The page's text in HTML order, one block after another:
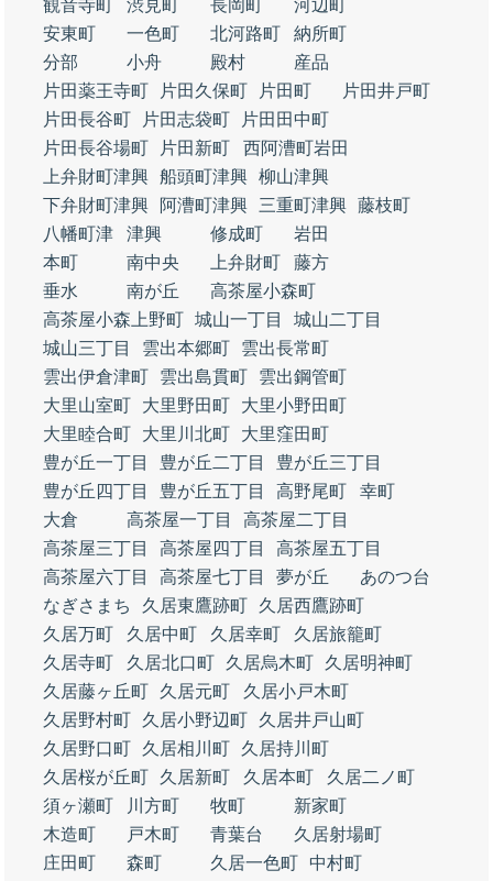
観音寺町
渋見町 長岡町
河辺町
安東町
一色町 北河路町
納所町
分部
小舟 殿村
産品
片田薬王寺町
片田久保町 片田町
片田井戸町
片田長谷町
片田志袋町
片田田中町
片田長谷場町
片田新町
西阿漕町岩田
上弁財町津興 船頭町津興 柳山津興
下弁財町津興
阿漕町津興 三重町津興 藤枝町
八幡町津
津興 修成町
岩田
本町
南中央 上弁財町
藤方
垂水
南が丘
高茶屋小森町
高茶屋小森上野町 城山一丁目
城山二丁目
城山三丁目
雲出本郷町
雲出長常町
雲出伊倉津町
雲出島貫町
雲出鋼管町
大里山室町
大里野田町
大里小野田町
大里睦合町
大里川北町
大里窪田町
豊が丘一丁目
豊が丘二丁目
豊が丘三丁目
豊が丘四丁目
豊が丘五丁目 高野尾町
幸町
大倉
高茶屋一丁目
高茶屋二丁目
高茶屋三丁目
高茶屋四丁目
高茶屋五丁目
高茶屋六丁目
高茶屋七丁目 夢が丘
あのつ台
なぎさまち
久居東鷹跡町
久居西鷹跡町
久居万町
久居中町 久居幸町
久居旅籠町
久居寺町
久居北口町 久居烏木町
久居明神町
久居藤ヶ丘町
久居元町
久居小戸木町
久居野村町
久居小野辺町
久居井戸山町
久居野口町
久居相川町
久居持川町
久居桜が丘町
久居新町 久居本町
久居二ノ町
須ヶ瀬町
川方町 牧町
新家町
木造町
戸木町 青葉台
久居射場町
庄田町
森町 久居一色町
中村町